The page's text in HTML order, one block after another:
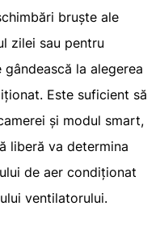
bruște ale
zilei sau pentru
la alegerea
Este suficient să
și modul smart,
liberă va determina
de aer condiționat
ventilatorului.